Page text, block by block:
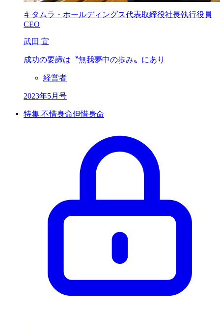
キタムラ・ホールディングス代表取締役社長執行役員
CEO
武田 宣
成功の要諦は 〝無我夢中の歩み〟にあり
経営者
2023年5月号
特集 不惜身命但惜身命